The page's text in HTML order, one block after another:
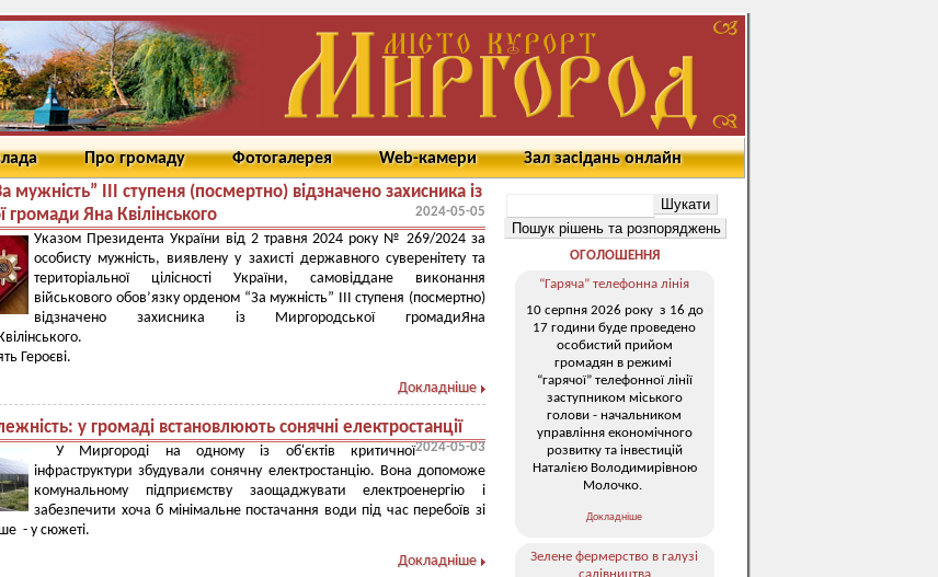
Про громаду Фотогалерея Web-камери Зал засідань онлайн
ІІІ ступеня (посмертно) відзначено захисника із
громади Яна Квілінського
2024-05-05
Указом Президента України від 2 травня 2024 року № 269/2024 за
особисту мужність, виявлену у захисті державного суверенітету та
територіальної цілісності України, самовіддане виконання
військового обов’язку орденом “За мужність” ІІІ ступеня (посмертно)
відзначено захисника із Миргородської громадиЯна
Героєві.
Докладніше
у громаді встановлюють сонячні електростанції
2024-05-03
У Миргороді на одному із об'єктів критичної
інфраструктури збудували сонячну електростанцію. Вона допоможе
комунальному підприємству заощаджувати електроенергію і
забезпечити хоча б мінімальне постачання води під час перебоїв зі
- у сюжеті.
Докладніше
ОГОЛОШЕННЯ
“Гаряча” телефонна лінія
10 серпня 2026 року з 16 до
17 години буде проведено
особистий прийом
громадян в режимі
“гарячої” телефонної лінії
заступником міського
голови - начальником
управління економічного
розвитку та інвестицій
Наталією Володимирівною
Молочко.
Докладніше
Зелене фермерство в галузі